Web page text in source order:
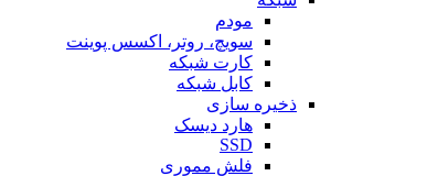
مودم
سویچ، روتر، اکسس پوینت
کارت شبکه
کابل شبکه
ذخیره سازی
هارد دیسک
SSD
فلش مموری